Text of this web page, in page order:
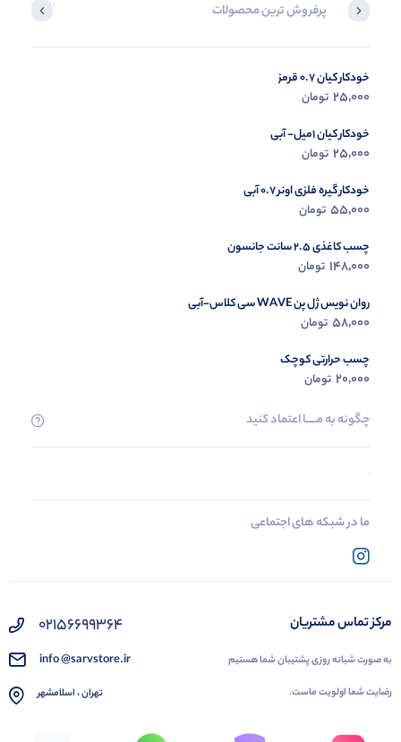
پرفروش ترین محصولات آخرین
خودکار کیان 0.7 قرمز
25,000 تومان
خودکار کیان 1میل- آبی
25,000 تومان
خودکار گیره فلزی اونر 0.7 آبی
55,000 تومان
چسب کاغذی 2.5 سانت جانسون
148,000 تومان
روان نویس ژل پن WAVE سی کلاس-آبی
58,000 تومان
چسب حرارتی کوچک
20,000 تومان
چگونه به مــــــا اعتماد کنید
ما در شبکه های اجتماعی
مرکز تماس مشتریان
به صورت شبانه روزی پشتیبان شما هستیم
رضایت شما اولویت ماست.
02156699364
info @sarvstore.ir
تهران ، اسلامشهر